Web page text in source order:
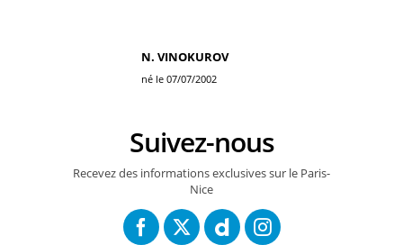
N. VINOKUROV
né le 07/07/2002
Suivez-nous
Recevez des informations exclusives sur le Paris-
Nice